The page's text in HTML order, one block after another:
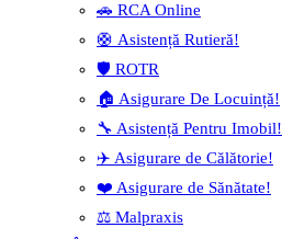
🚗 RCA Online
🛟 Asistență Rutieră!
🛡️ ROTR
🏠 Asigurare De Locuință!
🔧 Asistență Pentru Imobil!
✈️ Asigurare de Călătorie!
❤️ Asigurare de Sănătate!
⚖️ Malpraxis